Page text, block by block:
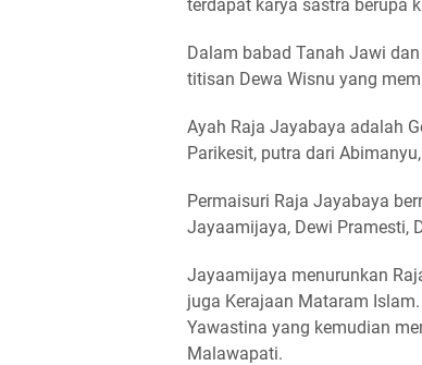
terdapat karya sastra berupa
Dalam babad Tanah Jawi
titisan Dewa Wisnu yang
Ayah Raja Jayabaya adalah
Parikesit, putra dari
Permaisuri Raja Jayabaya
Jayaamijaya, Dewi Pramesti,
Jayaamijaya menurunkan
juga Kerajaan Mataram
Yawastina yang kemudian
Malawapati.